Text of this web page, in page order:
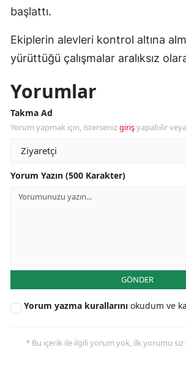
başlattı.
Ekiplerin alevleri kontrol altına
yürüttüğü çalışmalar aralıksız
Yorumlar
Takma Ad
Yorum yapmak için, istersenizgirişyapabilir veya
Yorum Yazın (500 Karakter)
GÖNDER
Yorum yazma kurallarını okudum ve
* Bu içerik ile ilgili yorum yok, ilk yorumu siz